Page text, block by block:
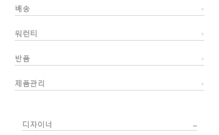
배송
워런티
반품
제품관리
디자이너